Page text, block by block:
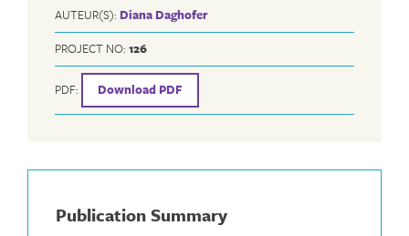
AUTEUR(S): Diana Daghofer
PROJECT NO: 126
PDF: Download PDF
Publication Summary